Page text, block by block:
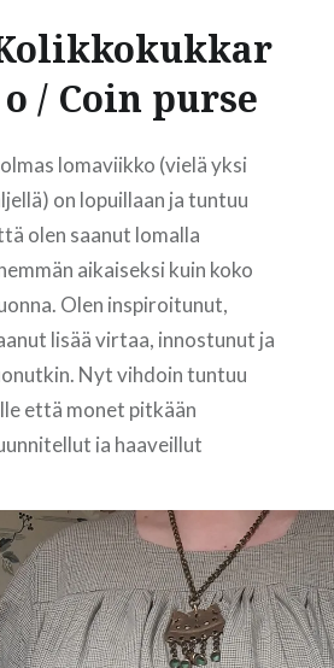
o / Coin purse
lomaviikko (vielä yksi
on lopuillaan ja tuntuu
olen saanut lomalla
aikaiseksi kuin koko
Olen inspiroitunut,
lisää virtaa, innostunut ja
Nyt vihdoin tuntuu
että monet pitkään
ja haaveillut
on edennyt, mutta
postaan erikseen
Olen joskus ehkä
15 vuotta sitten ostanut